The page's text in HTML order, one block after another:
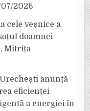
2026
cele veșnice a
doamnei
Mitrița
anunță
eficienței
a energiei în